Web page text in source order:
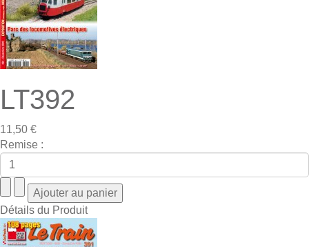
LT392
11,50 €
Remise :
Détails du Produit